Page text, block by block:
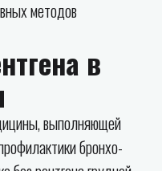
методов
в
выполняющей
бронхо-